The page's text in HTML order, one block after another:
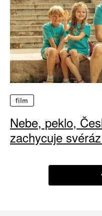
film
Nebe, peklo,
zachycuje